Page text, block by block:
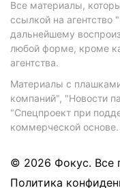
Все материалы,
ссылкой на агентство
дальнейшему
любой форме, кроме
агентства.
Материалы с
компаний", "Новости
"Спецпроект при
коммерческой основе.
© 2026 Фокус. Все
Политика